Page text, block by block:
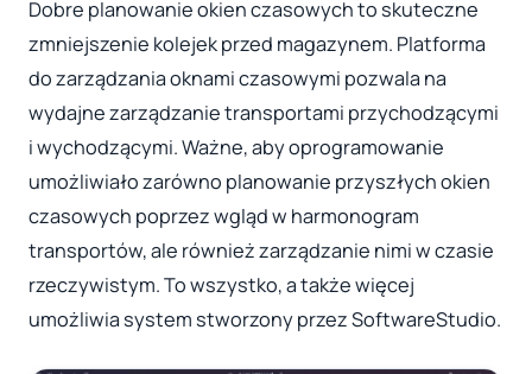
Dobre planowanie okien czasowych to skuteczne
zmniejszenie kolejek przed magazynem. Platforma
do zarządzania oknami czasowymi pozwala na
wydajne zarządzanie transportami przychodzącymi
i wychodzącymi. Ważne, aby oprogramowanie
umożliwiało zarówno planowanie przyszłych okien
czasowych poprzez wgląd w harmonogram
transportów, ale również zarządzanie nimi w czasie
rzeczywistym. To wszystko, a także więcej
umożliwia system stworzony przez SoftwareStudio.